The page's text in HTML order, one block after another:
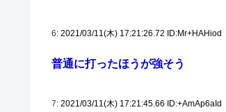
6: 2021/03/11(木) 17:21:26.72 ID:Mr+HAHiod
普通に打ったほうが強そう
7: 2021/03/11(木) 17:21:45.66 ID:+AmAp6aId